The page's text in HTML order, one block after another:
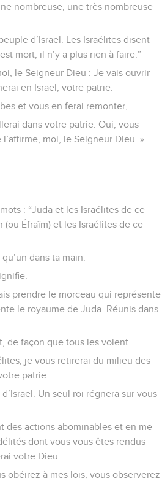
nombreuse, une très nombreuse
d’Israël. Les Israélites disent
mort, il n’y a plus rien à faire.”
le Seigneur Dieu : Je vais ouvrir
en Israël, votre patrie.
et vous en ferai remonter,
dans votre patrie. Oui, vous
moi, le Seigneur Dieu. »
: “Juda et les Israélites de ce
(ou Éfraïm) et les Israélites de ce
dans ta main.
prendre le morceau qui représente
le royaume de Juda. Réunis dans
de façon que tous les voient.
je vous retirerai du milieu des
patrie.
Un seul roi régnera sur vous
des actions abominables et en me
dont vous vous êtes rendus
votre Dieu.
obéirez à mes lois, vous observerez